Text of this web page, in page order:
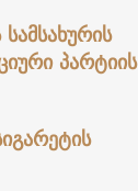
პარტიის